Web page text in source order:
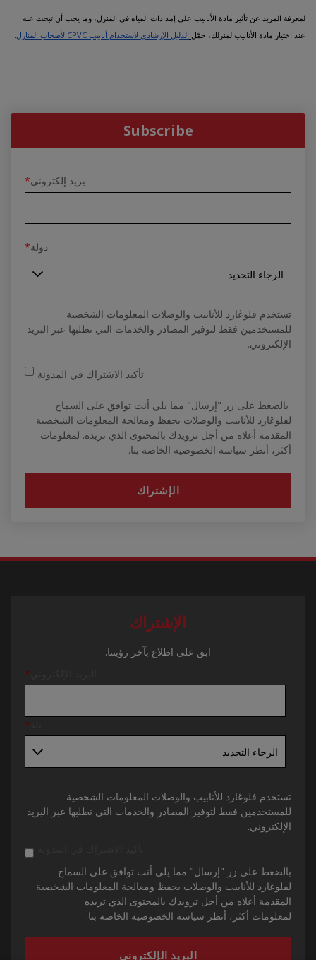
لمعرفة المزيد عن تأثير مادة الأنابيب على إمدادات المياه في المنزل، وما يجب أن تبحث عنه
عند اختيار مادة الأنابيب لمنزلك، حمّل الدليل الإرشادي لاستخدام أنابيب CPVC لأصحاب المنازل .
Subscribe
بريد إلكتروني*
دولة*
تستخدم فلوڠارد للأنابيب والوصلات المعلومات الشخصية
للمستخدمين فقط لتوفير المصادر والخدمات التي تطلبها عبر البريد
الإلكتروني.
تأكيد الاشتراك في المدونة
بالضغط على زر "إرسال" مما يلي أنت توافق على السماح
لفلوڠارد للأنابيب والوصلات بحفظ ومعالجة المعلومات الشخصية
المقدمة أعلاه من أجل تزويدك بالمحتوى الذي تريده. لمعلومات
أكثر، أنظر سياسة الخصوصية الخاصة بنا.
الإشتراك
ابق على اطلاع بآخر رؤيتنا.
*
*
تستخدم فلوڠارد للأنابيب والوصلات المعلومات الشخصية
للمستخدمين فقط لتوفير المصادر والخدمات التي تطلبها عبر البريد
الإلكتروني.
بالضغط على زر "إرسال" مما يلي أنت توافق على السماح
لفلوڠارد للأنابيب والوصلات بحفظ ومعالجة المعلومات الشخصية
المقدمة أعلاه من أجل تزويدك بالمحتوى الذي تريده
لمعلومات أكثر، أنظر سياسة الخصوصية الخاصة بنا.